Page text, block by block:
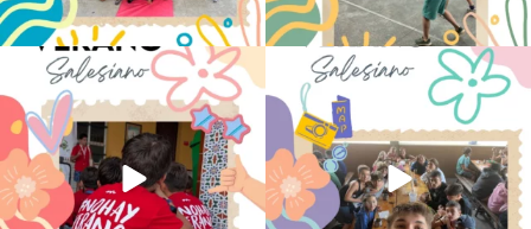
No hay verano sin que sea Salesiano ❤️
💫 en Luz 4
...
0
viviendo la alegría en el campamento
...